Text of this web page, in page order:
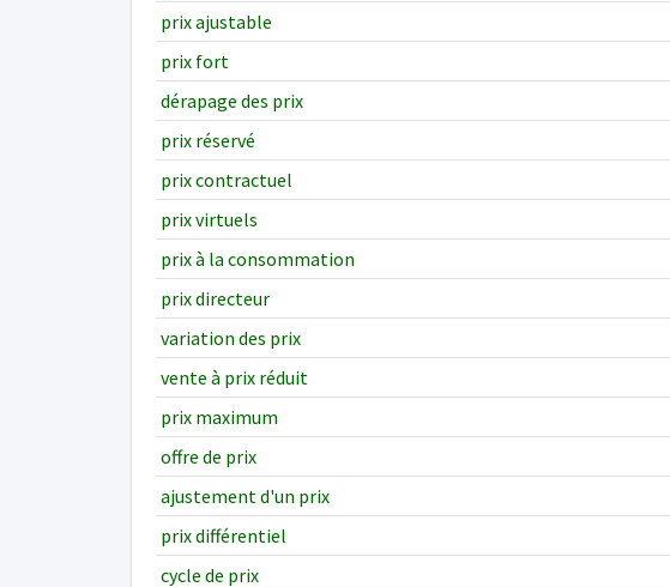
prix ajustable
prix fort
dérapage des prix
prix réservé
prix contractuel
prix virtuels
prix à la consommation
prix directeur
variation des prix
vente à prix réduit
prix maximum
offre de prix
ajustement d'un prix
prix différentiel
cycle de prix